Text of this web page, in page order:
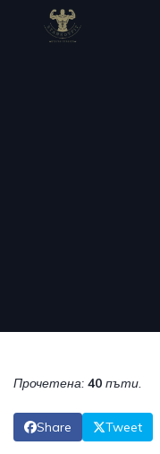
Прочетена: 40 пъти.
Share Tweet